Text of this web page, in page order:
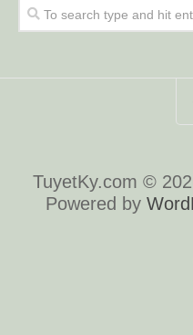
TuyetKy.com ©
Powered by